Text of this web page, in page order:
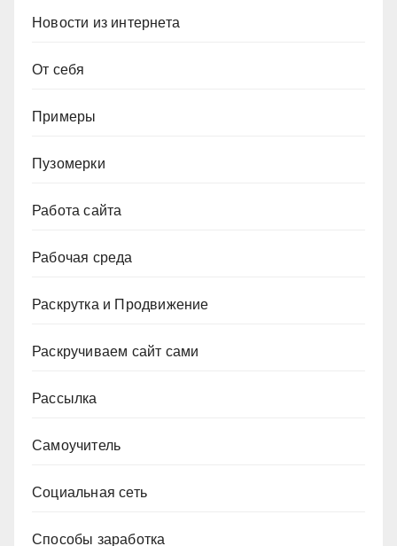
Новости из интернета
От себя
Примеры
Пузомерки
Работа сайта
Рабочая среда
Раскрутка и Продвижение
Раскручиваем сайт сами
Рассылка
Самоучитель
Социальная сеть
Способы заработка